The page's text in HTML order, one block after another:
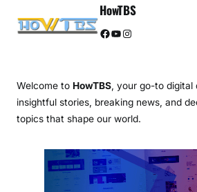
HowTBS
Facebook YouTube Instagram
Welcome to HowTBS , your go-to
insightful stories, breaking news, and
topics that shape our world.